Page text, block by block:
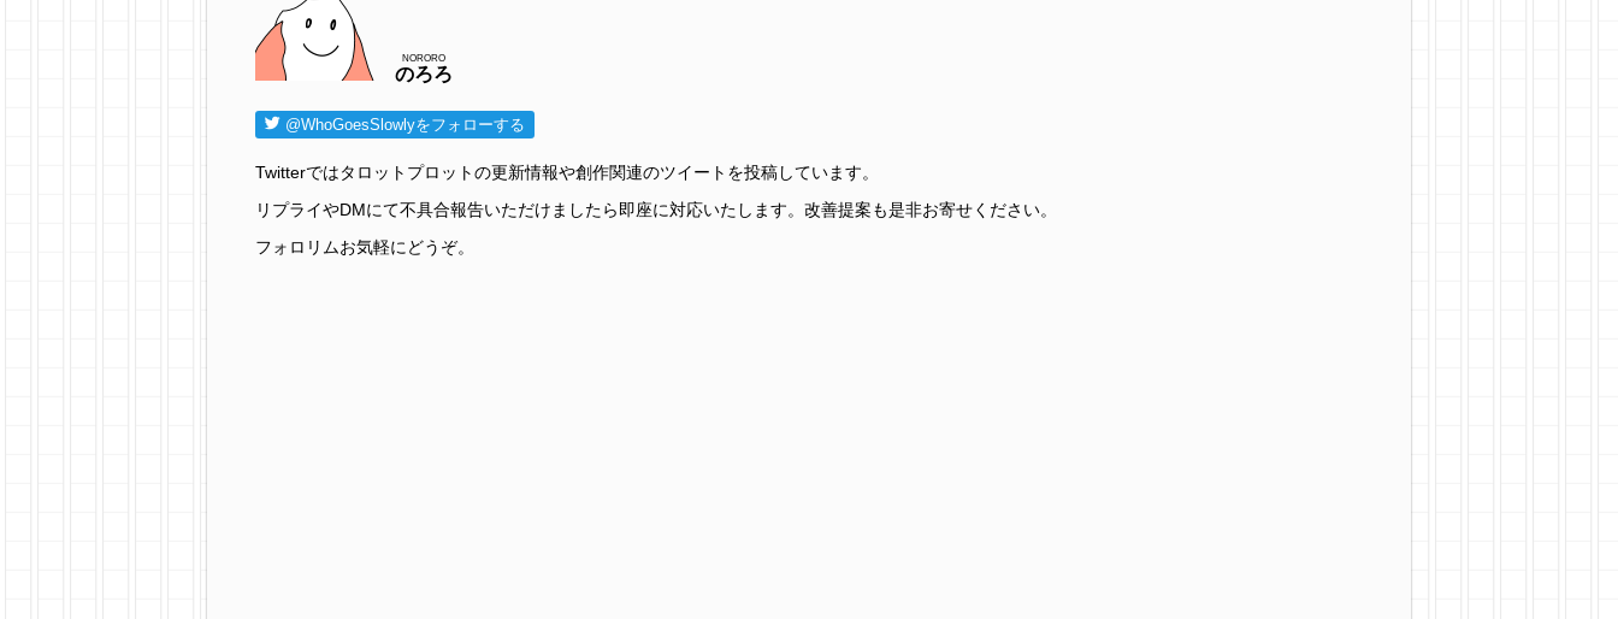
のろろ
NORORO
@WhoGoesSlowlyをフォローする
Twitterではタロットプロットの更新情報や創作関連のツイートを投稿しています。
リプライやDMにて不具合報告いただけましたら即座に対応いたします。改善提案も是非お寄せください。
フォロリムお気軽にどうぞ。